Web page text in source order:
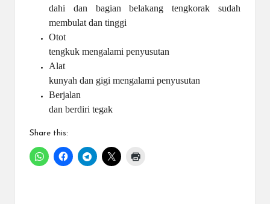
dahi dan bagian belakang tengkorak sudah
membulat dan tinggi
Otot
tengkuk mengalami penyusutan
Alat
kunyah dan gigi mengalami penyusutan
Berjalan
dan berdiri tegak
Share this: